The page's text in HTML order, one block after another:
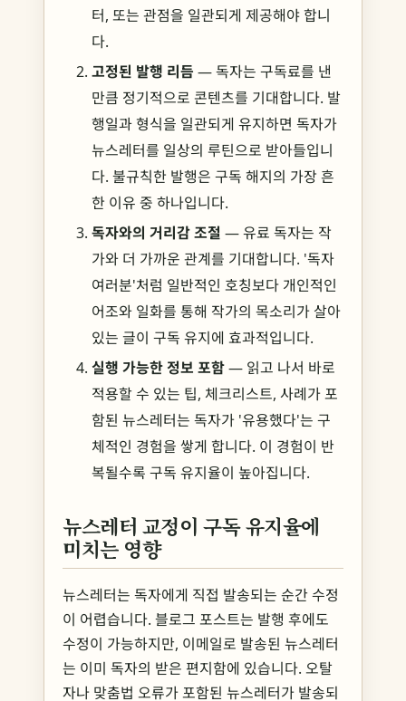
터, 또는 관점을 일관되게 제공해야 합니
다.
고정된 발행 리듬 — 독자는 구독료를 낸
만큼 정기적으로 콘텐츠를 기대합니다. 발
행일과 형식을 일관되게 유지하면 독자가
뉴스레터를 일상의 루틴으로 받아들입니
다. 불규칙한 발행은 구독 해지의 가장 흔
한 이유 중 하나입니다.
독자와의 거리감 조절 — 유료 독자는 작
가와 더 가까운 관계를 기대합니다. '독자
여러분'처럼 일반적인 호칭보다 개인적인
어조와 일화를 통해 작가의 목소리가 살아
있는 글이 구독 유지에 효과적입니다.
실행 가능한 정보 포함— 읽고 나서 바로
적용할 수 있는 팁, 체크리스트, 사례가 포
함된 뉴스레터는 독자가 '유용했다'는 구
체적인 경험을 쌓게 합니다. 이 경험이 반
복될수록 구독 유지율이 높아집니다.
뉴스레터 교정이 구독 유지율에
미치는 영향
뉴스레터는 독자에게 직접 발송되는 순간 수정
이 어렵습니다. 블로그 포스트는 발행 후에도
수정이 가능하지만, 이메일로 발송된 뉴스레터
는 이미 독자의 받은 편지함에 있습니다. 오탈
자나 맞춤법 오류가 포함된 뉴스레터가 발송되